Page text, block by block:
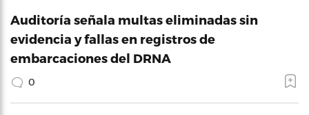
Auditoría señala multas eliminadas sin
evidencia y fallas en registros de
embarcaciones del DRNA
0